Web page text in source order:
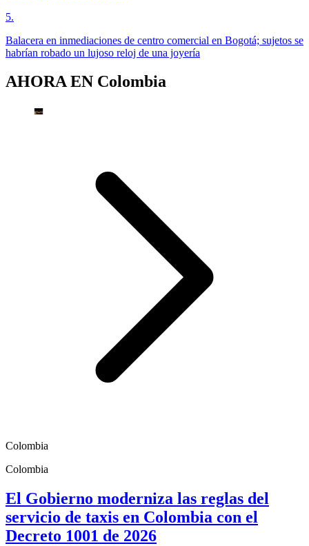
5.
Balacera en inmediaciones de centro comercial en Bogotá; sujetos se
habrían robado un lujoso reloj de una joyería
AHORA EN Colombia
Colombia
Colombia
El Gobierno moderniza las reglas del
servicio de taxis en Colombia con el
Decreto 1001 de 2026